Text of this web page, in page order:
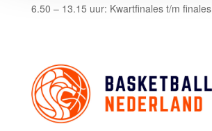
6.50 – 13.15 uur: Kwartfinales t/m finales